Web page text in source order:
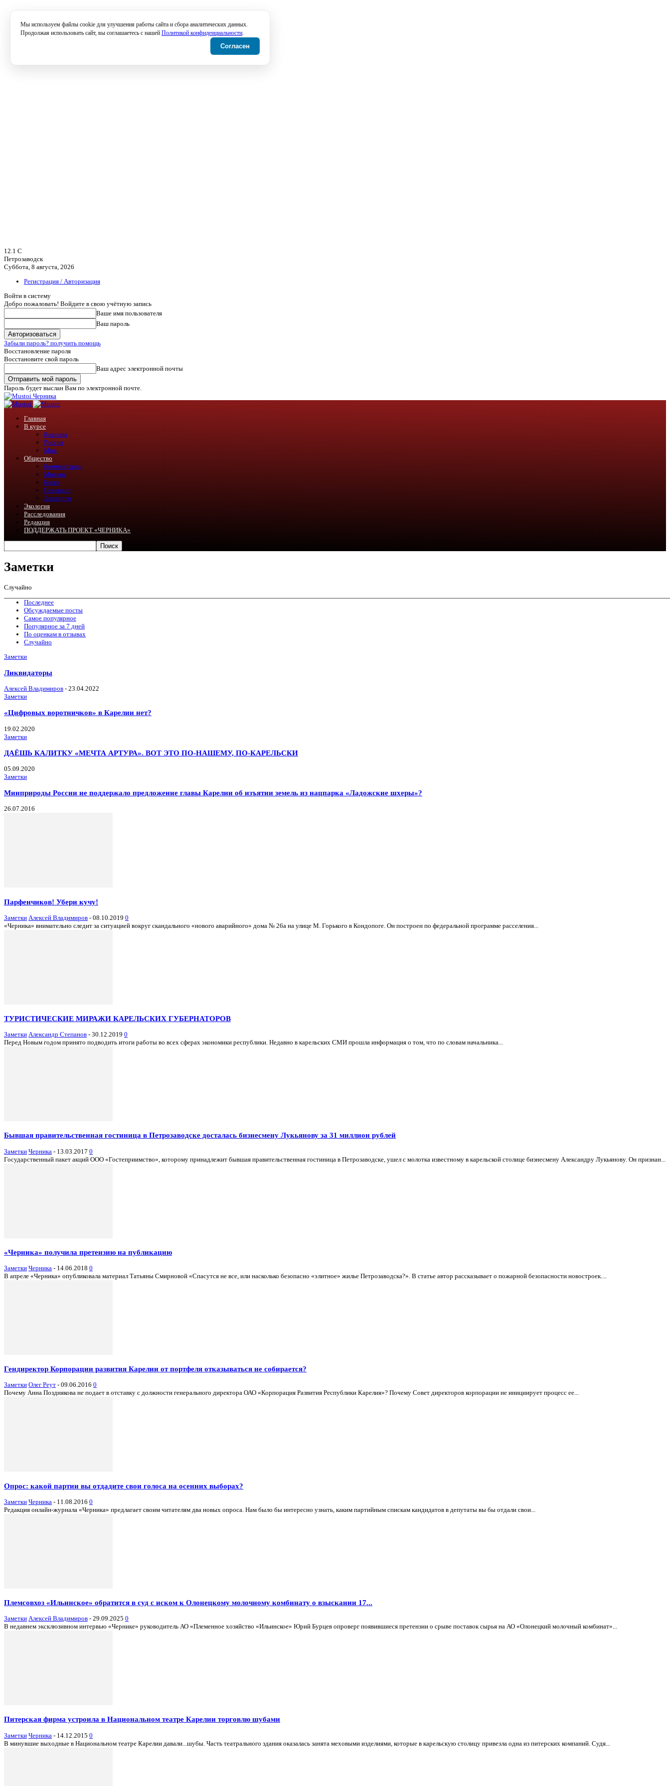
12.1 C
Петрозаводск
Суббота, 8 августа, 2026
Регистрация / Авторизация
Войти в систему
Добро пожаловать! Войдите в свою учётную запись
Ваше имя пользователя
Ваш пароль
Забыли пароль? получить помощь
Восстановление пароля
Восстановите свой пароль
Ваш адрес электронной почты
Пароль будет выслан Вам по электронной почте.
Черника
Главная
В курсе
Карелия
Россия
Мир
Общество
Комментарии
Мнения
Блоги
Перепост
Эксперты
Экология
Расследования
Редакция
ПОДДЕРЖАТЬ ПРОЕКТ «ЧЕРНИКА»
Заметки
Случайно
Последнее
Обсуждаемые посты
Самое популярное
Популярное за 7 дней
По оценкам в отзывах
Случайно
Заметки
Ликвидаторы
Алексей Владимиров - 23.04.2022
Заметки
«Цифровых воротничков» в Карелии нет?
19.02.2020
Заметки
ДАЁШЬ КАЛИТКУ «МЕЧТА АРТУРА». ВОТ ЭТО ПО-НАШЕМУ, ПО-КАРЕЛЬСКИ
05.09.2020
Заметки
Минприроды России не поддержало предложение главы Карелии об изъятии земель из нацпарка «Ладожские шхеры»?
26.07.2016
Парфенчиков! Убери кучу!
Заметки Алексей Владимиров - 08.10.2019 0
«Черника» внимательно следит за ситуацией вокруг скандального «нового аварийного» дома № 26а на улице М. Горького в Кондопоге. Он построен по федеральной программе расселения...
ТУРИСТИЧЕСКИЕ МИРАЖИ КАРЕЛЬСКИХ ГУБЕРНАТОРОВ
Заметки Александр Степанов - 30.12.2019 0
Перед Новым годом принято подводить итоги работы во всех сферах экономики республики. Недавно в карельских СМИ прошла информация о том, что по словам начальника...
Бывшая правительственная гостиница в Петрозаводске досталась бизнесмену Лукьянову за 31 миллион рублей
Заметки Черника - 13.03.2017 0
Государственный пакет акций ООО «Гостеприимство», которому принадлежит бывшая правительственная гостиница в Петрозаводске, ушел с молотка известному в карельской столице бизнесмену Александру Лукьянову. Он признан...
«Черника» получила претензию на публикацию
Заметки Черника - 14.06.2018 0
В апреле «Черника» опубликовала материал Татьяны Смирновой «Спасутся не все, или насколько безопасно «элитное» жилье Петрозаводска?». В статье автор рассказывает о пожарной безопасности новостроек....
Гендиректор Корпорации развития Карелии от портфеля отказываться не собирается?
Заметки Олег Реут - 09.06.2016 0
Почему Анна Позднякова не подает в отставку с должности генерального директора ОАО «Корпорация Развития Республики Карелия»? Почему Совет директоров корпорации не инициирует процесс ее...
Опрос: какой партии вы отдадите свои голоса на осенних выборах?
Заметки Черника - 11.08.2016 0
Редакция онлайн-журнала «Черника» предлагает своим читателям два новых опроса. Нам было бы интересно узнать, каким партийным спискам кандидатов в депутаты вы бы отдали свои...
Племсовхоз «Ильинское» обратится в суд с иском к Олонецкому молочному комбинату о взыскании 17...
Заметки Алексей Владимиров - 29.09.2025 0
В недавнем эксклюзивном интервью «Чернике» руководитель АО «Племенное хозяйство «Ильинское» Юрий Бурцев опроверг появившиеся претензии о срыве поставок сырья на АО «Олонецкий молочный комбинат»...
Питерская фирма устроила в Национальном театре Карелии торговлю шубами
Заметки Черника - 14.12.2015 0
В минувшие выходные в Национальном театре Карелии давали...шубы. Часть театрального здания оказалась занята меховыми изделиями, которые в карельскую столицу привезла одна из питерских компаний. Судя...
Мы используем файлы cookie для улучшения работы сайта и сбора аналитических данных.
Продолжая использовать сайт, вы соглашаетесь с нашей Политикой конфиденциальности.
Согласен